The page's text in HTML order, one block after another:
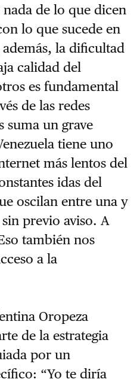
de lo que dicen
lo que sucede en
además, la dificultad
calidad del
es fundamental
de las redes
suma un grave
tiene uno
más lentos del
idas del
oscilan entre una y
previo aviso. A
también nos
a la
Oropeza
de la estrategia
por un
“Yo te diría